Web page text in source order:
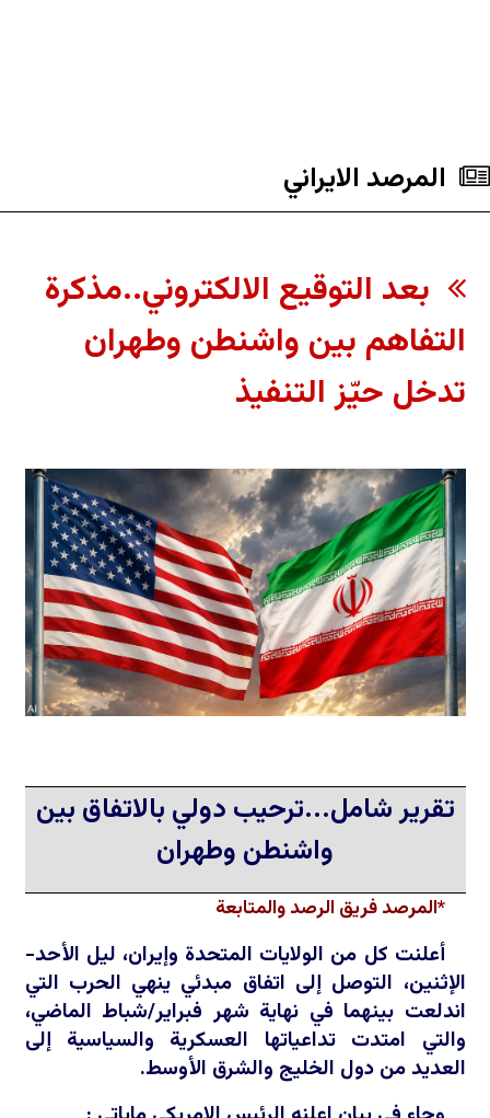
المرصد الايراني
بعد التوقيع الالكتروني..مذكرة
التفاهم بين واشنطن وطهران
تدخل حيّز التنفيذ
تقرير شامل...ترحيب دولي بالاتفاق بين
واشنطن وطهران
*المرصد فريق الرصد والمتابعة
أعلنت كل من الولايات المتحدة وإيران، ليل الأحد-
الإثنين، التوصل إلى اتفاق مبدئي ينهي الحرب التي
اندلعت بينهما في نهاية شهر فبراير/شباط الماضي،
والتي امتدت تداعياتها العسكرية والسياسية إلى
العديد من دول الخليج والشرق الأوسط.